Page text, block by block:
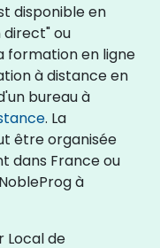
disponible en
ou
formation en ligne
à distance en
bureau à
. La
être organisée
dans France ou
à
Local de